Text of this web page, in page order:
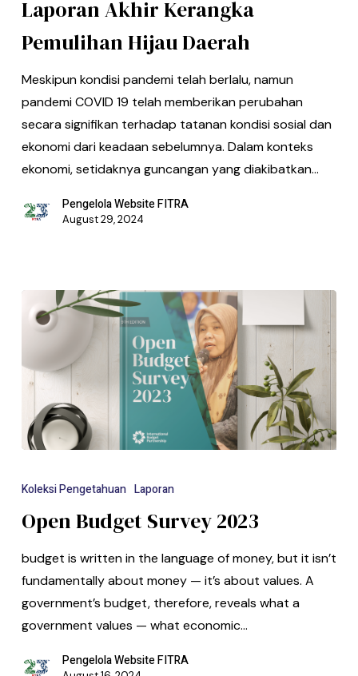
Laporan Akhir Kerangka
Pemulihan Hijau Daerah
Meskipun kondisi pandemi telah berlalu, namun
pandemi COVID 19 telah memberikan perubahan
secara signifikan terhadap tatanan kondisi sosial dan
ekonomi dari keadaan sebelumnya. Dalam konteks
ekonomi, setidaknya guncangan yang diakibatkan…
Pengelola Website FITRA
August 29, 2024
Koleksi Pengetahuan Laporan
Open Budget Survey 2023
budget is written in the language of money, but it isn’t
fundamentally about money — it’s about values. A
government’s budget, therefore, reveals what a
government values — what economic…
Pengelola Website FITRA